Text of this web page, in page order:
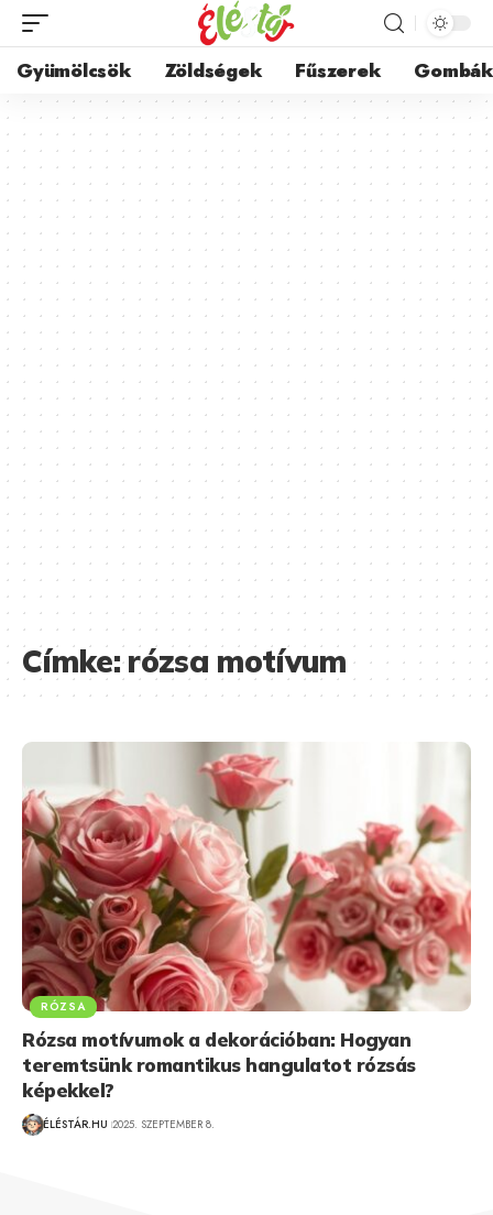
Gyümölcsök Zöldségek Fűszerek Gombák
Címke:rózsa motívum
RÓZSA
Rózsa motívumok a dekorációban: Hogyan
teremtsünk romantikus hangulatot rózsás
képekkel?
ÉLÉSTÁR.HU 2025. SZEPTEMBER 8.